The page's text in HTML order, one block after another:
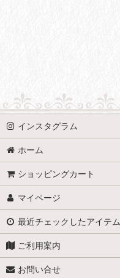
インスタグラム
ホーム
ショッピングカート
マイページ
最近チェックしたアイテム
ご利用案内
お問い合せ